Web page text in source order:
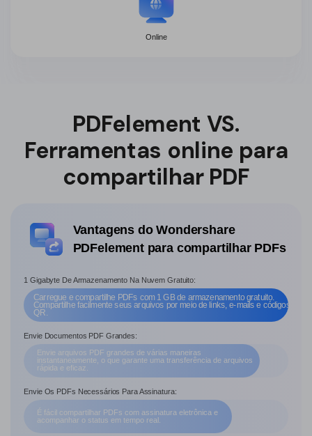
Online
PDFelement VS.
Ferramentas online para
compartilhar PDF
Vantagens do Wondershare
PDFelement para compartilhar PDFs
1 Gigabyte De Armazenamento Na Nuvem Gratuito:
Carregue e compartilhe PDFs com 1 GB de armazenamento gratuito.
Compartilhe facilmente seus arquivos por meio de links, e-mails e códigos
QR.
Envie Documentos PDF Grandes:
Envie arquivos PDF grandes de várias maneiras
instantaneamente, o que garante uma transferência de arquivos
rápida e eficaz.
Envie Os PDFs Necessários Para Assinatura:
É fácil compartilhar PDFs com assinatura eletrônica e
acompanhar o status em tempo real.